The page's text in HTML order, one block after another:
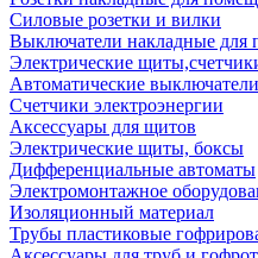
Силовые розетки и вилки
Выключатели накладные для
Электрические
Автоматические выключатели
Счетчики электроэнергии
Аксессуары для щитов
Электрические щиты, боксы
Дифференциальные автоматы
Электромонтажное
Изоляционный материал
Трубы пластиковые